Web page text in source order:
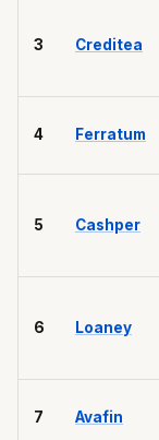
3 Creditea
4 Ferratum
5 Cashper
6 Loaney
7 Avafin